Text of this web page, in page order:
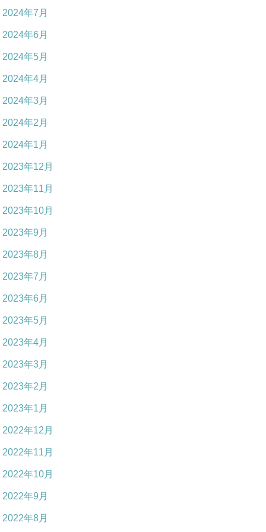
2024年7月
2024年6月
2024年5月
2024年4月
2024年3月
2024年2月
2024年1月
2023年12月
2023年11月
2023年10月
2023年9月
2023年8月
2023年7月
2023年6月
2023年5月
2023年4月
2023年3月
2023年2月
2023年1月
2022年12月
2022年11月
2022年10月
2022年9月
2022年8月